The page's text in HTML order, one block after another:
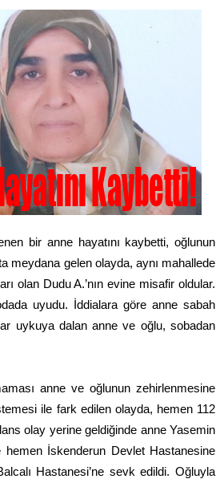
bir anne hayatını kaybetti, oğlunun
meydana gelen olayda, aynı mahallede
olan Dudu A.’nın evine misafir oldular.
uyudu. İddialara göre anne sabah
uykuya dalan anne ve oğlu, sobadan
anne ve oğlunun zehirlenmesine
ile fark edilen olayda, hemen 112
olay yerine geldiğinde anne Yasemin
İskenderun Devlet Hastanesine
Hastanesi’ne sevk edildi. Oğluyla